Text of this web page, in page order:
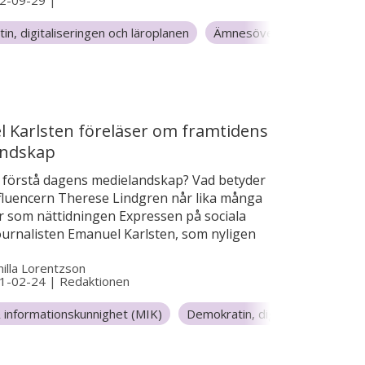
digitaliseringen och läroplanen
Ämnesövergripande
Karlsten föreläser om framtidens
dagens medielandskap? Vad betyder
Therese Lindgren når lika många
som nättidningen Expressen på sociala
Emanuel Karlsten, som nyligen
vilken roll relationer har på den digitala
Här kan du se föreläsningen
medielandskap med Emanuel Karlsten,
i Center för skolutvecklings serie
Lorentzson
02-24 | Redaktionen
(MIK)
Demokratin, digitaliseringen och